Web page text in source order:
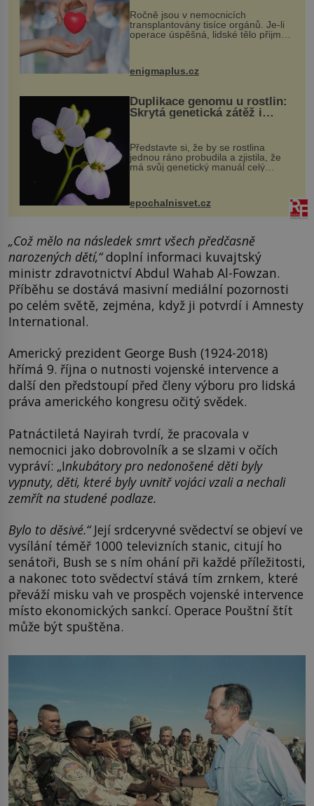
Ročně jsou v nemocnicích
transplantovány tisíce orgánů. Je-li
operace úspěšná, lidské tělo přijme
enigmaplus.cz
Duplikace genomu u rostlin:
Skrytá genetická zátěž i
Představte si, že by se rostlina
jednou ráno probudila a zjistila, že
má svůj genetický manuál celý
vstupenka...
epochalnisvet.cz
„Což mělo na následek smrt všech předčasně
narozených dětí,“doplní informaci kuvajtský
ministr zdravotnictví Abdul Wahab Al-Fowzan.
Příběhu se dostává masivní mediální pozornosti
po celém světě, zejména, když ji potvrdí i Amnesty
International.
Americký prezident George Bush (1924-2018)
hřímá 9. října o nutnosti vojenské intervence a
další den předstoupí před členy výboru pro lidská
práva amerického kongresu očitý svědek.
Patnáctiletá Nayirah tvrdí, že pracovala v
nemocnici jako dobrovolník a se slzami v očích
vypráví: „Inkubátory pro nedonošené děti byly
vypnuty, děti, které byly uvnitř vojáci vzali a nechali
zemřít na studené podlaze.
Bylo to děsivé.“Její srdceryvné svědectví se objeví ve
vysílání téměř 1000 televizních stanic, citují ho
senátoři, Bush se s ním ohání při každé příležitosti,
a nakonec toto svědectví stává tím zrnkem, které
převáží misku vah ve prospěch vojenské intervence
místo ekonomických sankcí. Operace Pouštní štít
může být spuštěna.